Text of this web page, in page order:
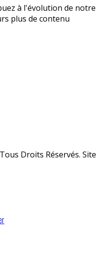
à l'évolution de notre
plus de contenu
Droits Réservés. Site